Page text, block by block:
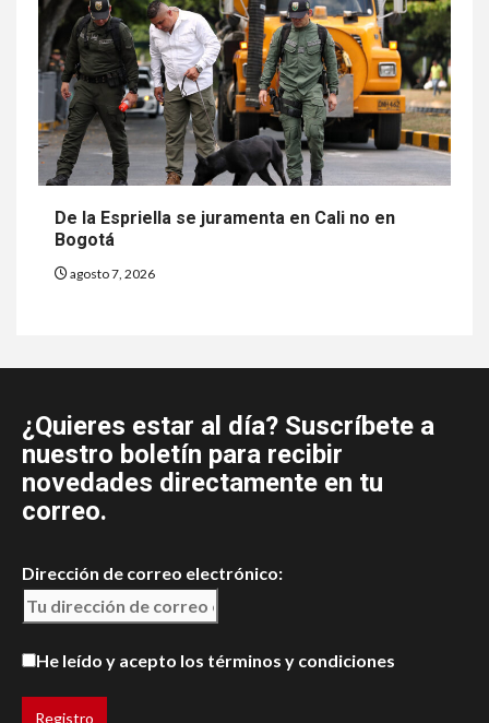
De la Espriella se juramenta en Cali no en
Bogotá
agosto 7, 2026
¿Quieres estar al día? Suscríbete a
nuestro boletín para recibir
novedades directamente en tu
correo.
Dirección de correo electrónico:
He leído y acepto los términos y condiciones